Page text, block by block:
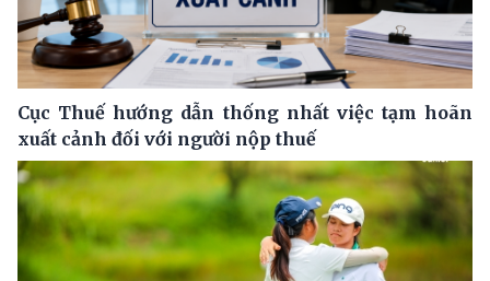
Cục Thuế hướng dẫn thống nhất việc tạm hoãn
xuất cảnh đối với người nộp thuế